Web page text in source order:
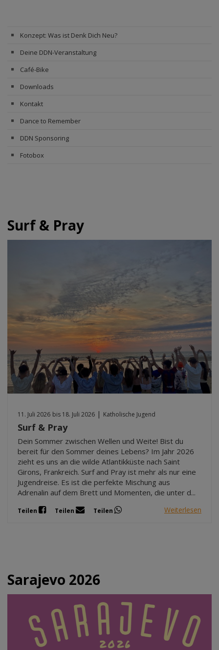
Konzept: Was ist Denk Dich Neu?
Deine DDN-Veranstaltung
Café-Bike
Downloads
Kontakt
Dance to Remember
DDN Sponsoring
Fotobox
Surf & Pray
11. Juli 2026 bis 18. Juli 2026 | Katholische Jugend
Surf & Pray
Dein Sommer zwischen Wellen und Weite! Bist du
bereit für den Sommer deines Lebens? Im Jahr 2026
zieht es uns an die wilde Atlantikküste nach Saint
Girons, Frankreich. Surf and Pray ist mehr als nur eine
Jugendreise. Es ist die perfekte Mischung aus
Adrenalin auf dem Brett und Momenten, die unter d...
Teilen Teilen Teilen Weiterlesen
Sarajevo 2026